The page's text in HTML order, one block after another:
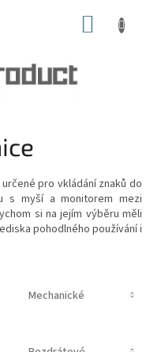
pro vkládání znaků do
s myší a monitorem mezi
si na jejím výběru měli
pohodlného používání i
Mechanické